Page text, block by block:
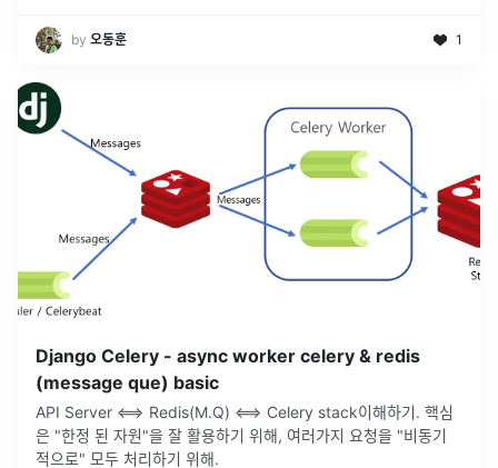
by 오동훈 1
Django Celery - async worker celery & redis
(message que) basic
API Server <==> Redis(M.Q) <==> Celery stack이해하기. 핵심
은 "한정 된 자원"을 잘 활용하기 위해, 여러가지 요청을 "비동기
적으로" 모두 처리하기 위해.